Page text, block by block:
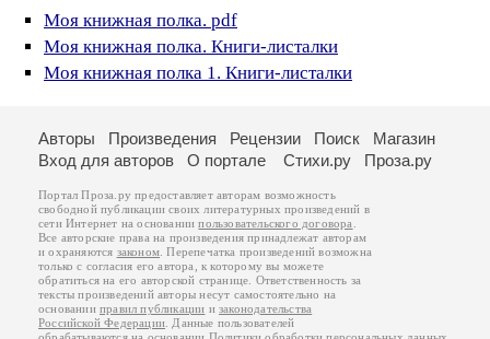
Моя книжная полка. pdf
Моя книжная полка. Книги-листалки
Моя книжная полка 1. Книги-листалки
Авторы Произведения Рецензии Поиск
Магазин
Вход для авторов
О портале Стихи.ру Проза.ру
Портал Проза.ру предоставляет авторам возможность
свободной публикации своих литературных произведений в
сети Интернет на основаниипользовательского договора
Все авторские права на произведения принадлежат авторам
и охраняются законом . Перепечатка произведений возможна
только с согласия его автора, к которому вы можете
обратиться на его авторской странице. Ответственность за
тексты произведений авторы несут самостоятельно на
основанииправил публикации изаконодательства
Российской Федерации . Данные пользователей